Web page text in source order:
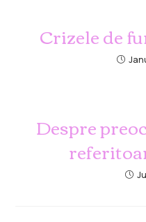
Crizele de
Despre